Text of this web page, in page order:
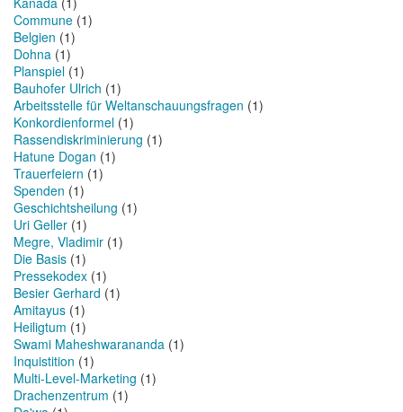
Commune (1)
Belgien (1)
Dohna (1)
Planspiel (1)
Bauhofer Ulrich (1)
Arbeitsstelle für Weltanschauungsfragen (1)
Konkordienformel (1)
Rassendiskriminierung (1)
Hatune Dogan (1)
Trauerfeiern (1)
Spenden (1)
Geschichtsheilung (1)
Uri Geller (1)
Megre, Vladimir (1)
Die Basis (1)
Pressekodex (1)
Besier Gerhard (1)
Amitayus (1)
Heiligtum (1)
Swami Maheshwarananda (1)
Inquistition (1)
Multi-Level-Marketing (1)
Drachenzentrum (1)